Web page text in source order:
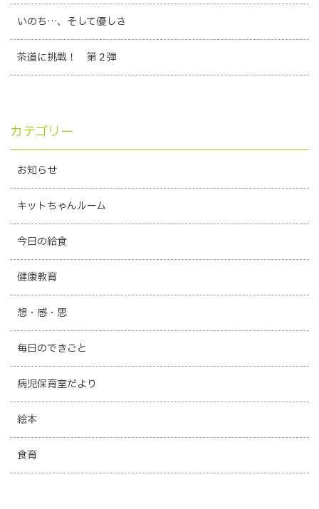
いのち…、そして優しさ
茶道に挑戦！ 第２弾
カテゴリー
お知らせ
キットちゃんルーム
今日の給食
健康教育
想・感・思
毎日のできごと
病児保育室だより
絵本
食育